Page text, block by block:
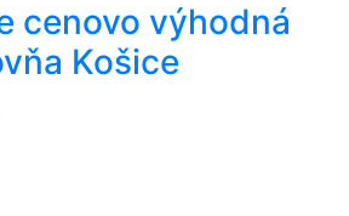
cenovo výhodná
Košice